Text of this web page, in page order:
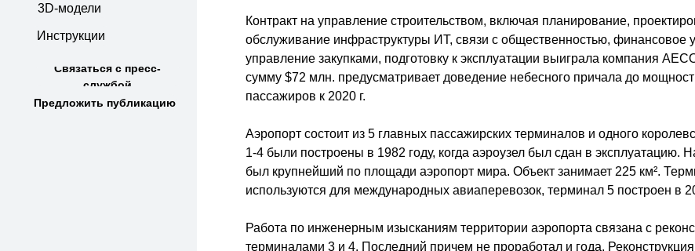
3D-модели
Инструкции
Связаться с пресс-
службой
Предложить публикацию
Контракт на управление строительством, включая планирование,
обслуживание инфраструктуры ИТ, связи с общественностью, финансовое
управление закупками, подготовку к эксплуатации выиграла компания
сумму $72 млн. предусматривает доведение небесного причала до
пассажиров к 2020 г.
Аэропорт состоит из 5 главных пассажирских терминалов и одного
1-4 были построены в 1982 году, когда аэроузел был сдан в эксплуатацию.
был крупнейший по площади аэропорт мира. Объект занимает 225 км².
используются для международных авиаперевозок, терминал 5 построен в
Работа по инженерным изысканиям территории аэропорта связана с
терминалами 3 и 4. Последний причем не проработал и года.